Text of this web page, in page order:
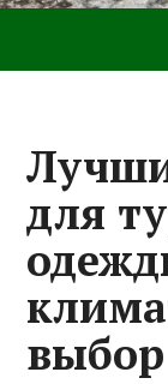
для
выбор